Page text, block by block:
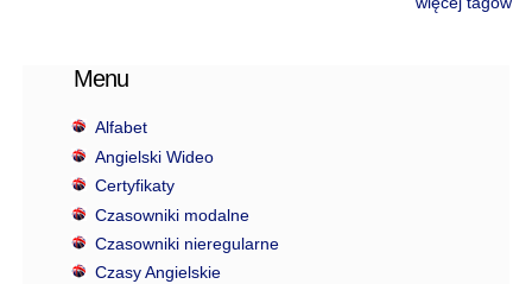
Menu
Alfabet
Angielski Wideo
Certyfikaty
Czasowniki modalne
Czasowniki nieregularne
Czasy Angielskie